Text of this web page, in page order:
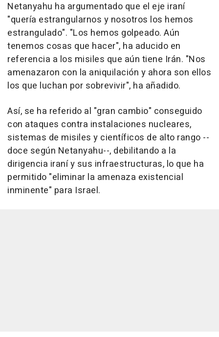
Netanyahu ha argumentado que el eje iraní
"quería estrangularnos y nosotros los hemos
estrangulado". "Los hemos golpeado. Aún
tenemos cosas que hacer", ha aducido en
referencia a los misiles que aún tiene Irán. "Nos
amenazaron con la aniquilación y ahora son ellos
los que luchan por sobrevivir", ha añadido.
Así, se ha referido al "gran cambio" conseguido
con ataques contra instalaciones nucleares,
sistemas de misiles y científicos de alto rango --
doce según Netanyahu--, debilitando a la
dirigencia iraní y sus infraestructuras, lo que ha
permitido "eliminar la amenaza existencial
inminente" para Israel.